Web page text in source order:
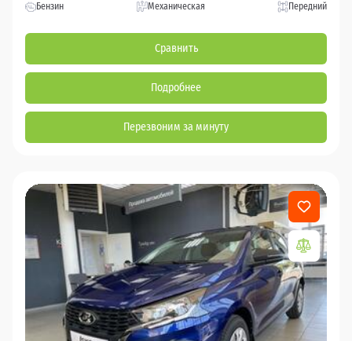
Бензин Механическая Передний
Сравнить
Подробнее
Перезвоним за минуту